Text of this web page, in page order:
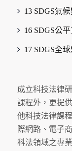
13 SDGS氣
16 SDGS公
17 SDGS全
成立科技法律
課程外，更提
他科技法律課
際網路、電子
科法領域之專